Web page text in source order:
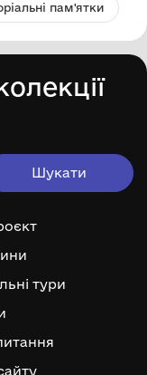
пам'ятки
тури